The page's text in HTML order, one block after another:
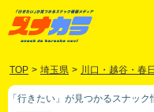
TOP > 埼玉県 > 川口・越谷・春
「行きたい」が見つかるスナッ